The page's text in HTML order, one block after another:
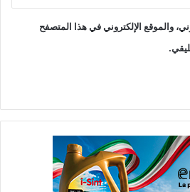
والموقع الإلكتروني في هذا المتصفح